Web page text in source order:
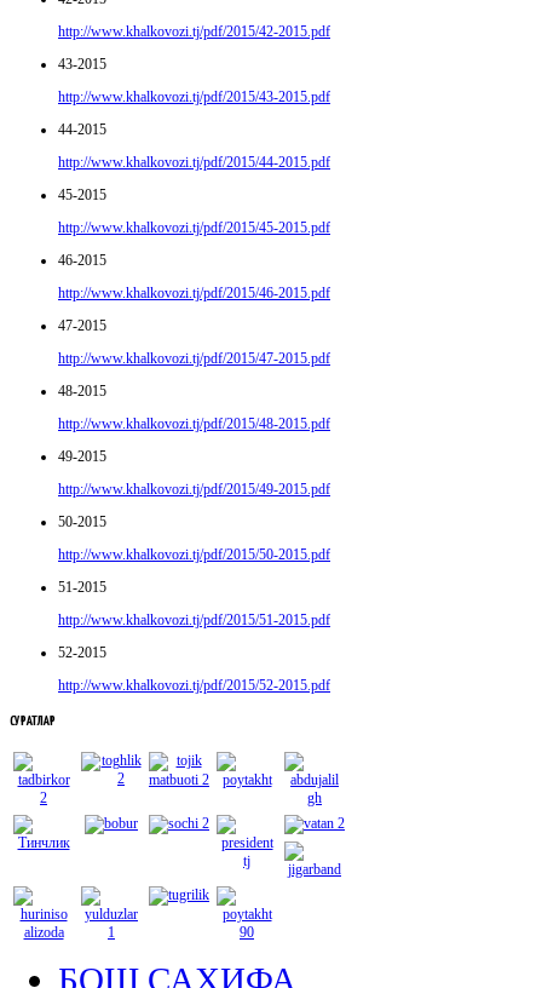
http://www.khalkovozi.tj/pdf/2015/42-2015.pdf
43-2015
http://www.khalkovozi.tj/pdf/2015/43-2015.pdf
44-2015
http://www.khalkovozi.tj/pdf/2015/44-2015.pdf
45-2015
http://www.khalkovozi.tj/pdf/2015/45-2015.pdf
46-2015
http://www.khalkovozi.tj/pdf/2015/46-2015.pdf
47-2015
http://www.khalkovozi.tj/pdf/2015/47-2015.pdf
48-2015
http://www.khalkovozi.tj/pdf/2015/48-2015.pdf
49-2015
http://www.khalkovozi.tj/pdf/2015/49-2015.pdf
50-2015
http://www.khalkovozi.tj/pdf/2015/50-2015.pdf
51-2015
http://www.khalkovozi.tj/pdf/2015/51-2015.pdf
52-2015
http://www.khalkovozi.tj/pdf/2015/52-2015.pdf
СУРАТЛАР
БОШ САҲИФА